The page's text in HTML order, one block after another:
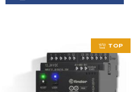
TOP